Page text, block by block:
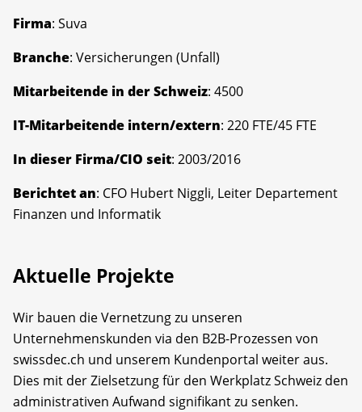
Firma: Suva
Branche: Versicherungen (Unfall)
Mitarbeitende in der Schweiz: 4500
IT-Mitarbeitende intern/extern: 220 FTE/45 FTE
In dieser Firma/CIO seit: 2003/2016
Berichtet an: CFO Hubert Niggli, Leiter Departement
Finanzen und Informatik
Aktuelle Projekte
Wir bauen die Vernetzung zu unseren
Unternehmenskunden via den B2B-Prozessen von
swissdec.ch und unserem Kundenportal weiter aus.
Dies mit der Zielsetzung für den Werkplatz Schweiz den
administrativen Aufwand signifikant zu senken.